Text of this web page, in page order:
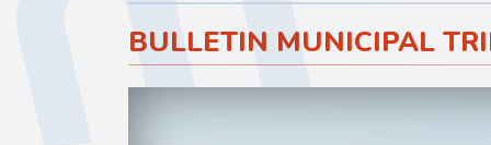
BULLETIN MUNICIPAL